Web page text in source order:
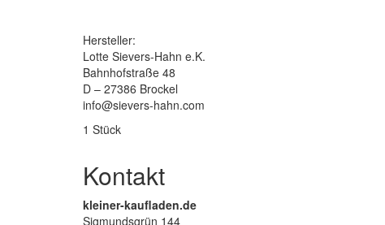
Hersteller:
Lotte Sievers-Hahn e.K.
Bahnhofstraße 48
D – 27386 Brockel
info@sievers-hahn.com
1 Stück
Kontakt
kleiner-kaufladen.de
Sigmundsgrün 144